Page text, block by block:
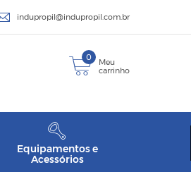
indupropil@indupropil.com.br
0
Meu
carrinho
Equipamentos e
Acessórios